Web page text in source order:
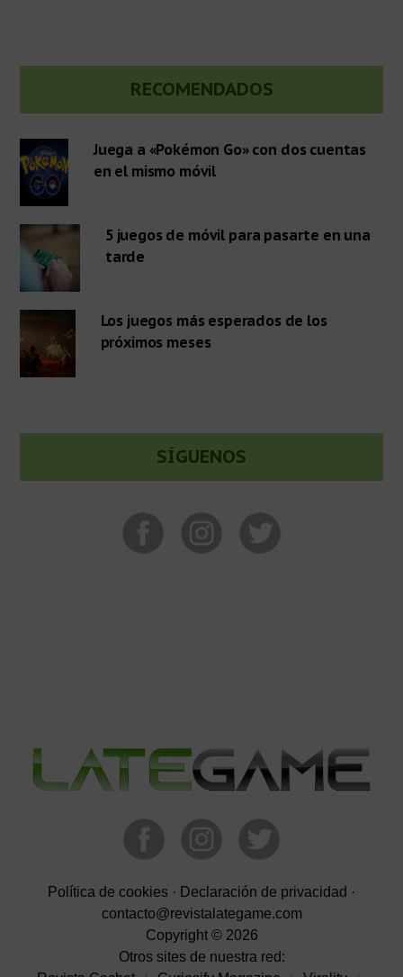
lateral
primaria
RECOMENDADOS
Juega a «Pokémon Go» con dos cuentas
en el mismo móvil
5 juegos de móvil para pasarte en una
tarde
Los juegos más esperados de los
próximos meses
SÍGUENOS
Política de cookies · Declaración de privacidad ·
contacto@revistalategame.com
Copyright © 2026
Otros sites de nuestra red: